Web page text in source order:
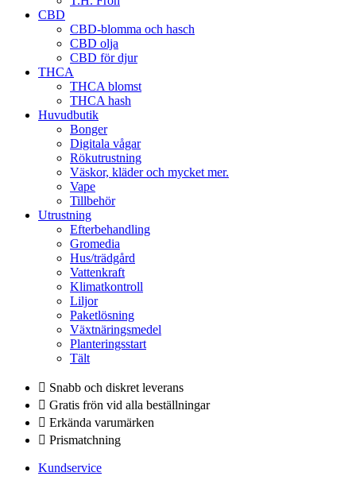
CBD
CBD-blomma och hasch
CBD olja
CBD för djur
THCA
THCA blomst
THCA hash
Huvudbutik
Bonger
Digitala vågar
Rökutrustning
Väskor, kläder och mycket mer.
Vape
Tillbehör
Utrustning
Efterbehandling
Gromedia
Hus/trädgård
Vattenkraft
Klimatkontroll
Liljor
Paketlösning
Växtnäringsmedel
Planteringsstart
Tält
Snabb och diskret leverans
Gratis frön vid alla beställningar
Erkända varumärken
Prismatchning
Kundservice